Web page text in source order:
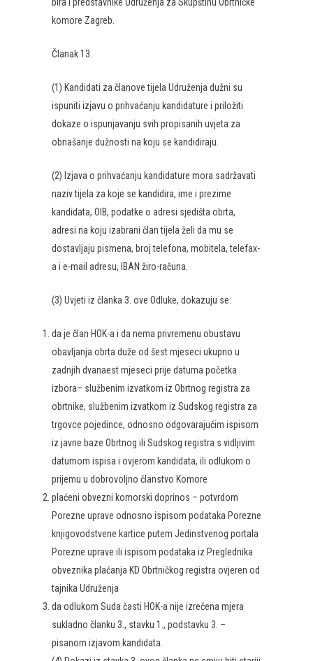
komore Zagreb.
Članak 13.
(1) Kandidati za članove tijela Udruženja dužni su
ispuniti izjavu o prihvaćanju kandidature i priložiti
dokaze o ispunjavanju svih propisanih uvjeta za
obnašanje dužnosti na koju se kandidiraju.
(2) Izjava o prihvaćanju kandidature mora sadržavati
naziv tijela za koje se kandidira, ime i prezime
kandidata, OIB, podatke o adresi sjedišta obrta,
adresi na koju izabrani član tijela želi da mu se
dostavljaju pismena, broj telefona, mobitela, telefax-
a i e-mail adresu, IBAN žiro-računa.
(3) Uvjeti iz članka 3. ove Odluke, dokazuju se:
da je član HOK-a i da nema privremenu obustavu
obavljanja obrta duže od šest mjeseci ukupno u
zadnjih dvanaest mjeseci prije datuma početka
izbora– službenim izvatkom iz Obrtnog registra za
obrtnike, službenim izvatkom iz Sudskog registra za
trgovce pojedince, odnosno odgovarajućim ispisom
iz javne baze Obrtnog ili Sudskog registra s vidljivim
datumom ispisa i ovjerom kandidata, ili odlukom o
prijemu u dobrovoljno članstvo Komore
plaćeni obvezni komorski doprinos – potvrdom
Porezne uprave odnosno ispisom podataka Porezne
knjigovodstvene kartice putem Jedinstvenog portala
Porezne uprave ili ispisom podataka iz Preglednika
obveznika plaćanja KD Obrtničkog registra ovjeren od
tajnika Udruženja
da odlukom Suda časti HOK-a nije izrečena mjera
sukladno članku 3., stavku 1., podstavku 3. –
pisanom izjavom kandidata.